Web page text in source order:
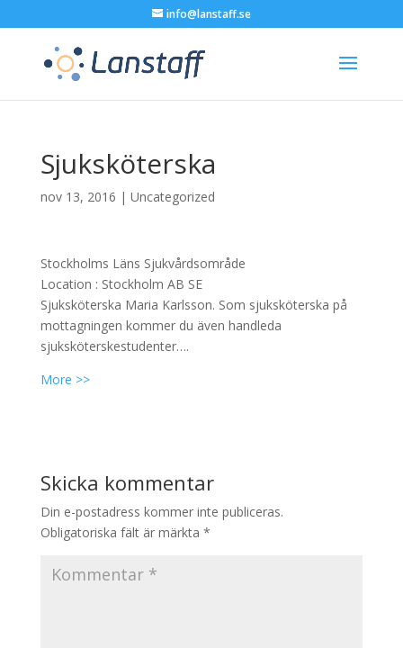
info@lanstaff.se
Sjuksköterska
nov 13, 2016 | Uncategorized
Stockholms Läns Sjukvårdsområde
Location : Stockholm AB SE
Sjuksköterska Maria Karlsson. Som sjuksköterska på
mottagningen kommer du även handleda
sjuksköterskestudenter….
More >>
Skicka kommentar
Din e-postadress kommer inte publiceras.
Obligatoriska fält är märkta *